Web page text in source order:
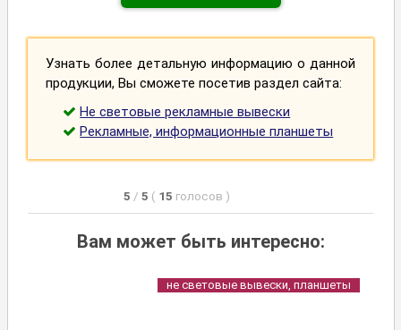
Узнать более детальную информацию о данной
продукции, Вы сможете посетив раздел сайта:
Не световые рекламные вывески
Рекламные, информационные планшеты
5 / 5 ( 15 голосов )
Вам может быть интересно:
не световые вывески, планшеты